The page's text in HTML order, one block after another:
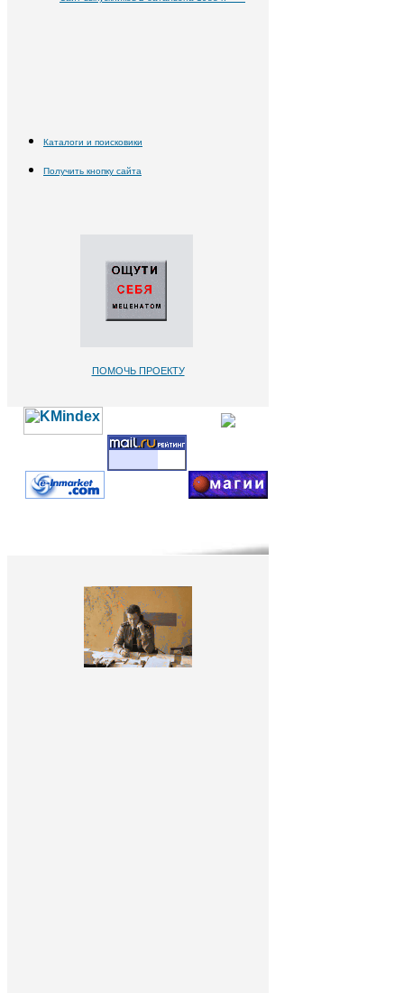
Каталоги и поисковики
Получить кнопку сайта
ПОМОЧЬ ПРОЕКТУ